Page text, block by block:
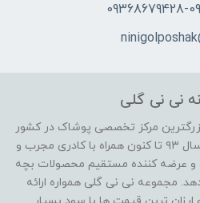
09368679428-
نی نی گلی
مرکز تخصصی پوشاک در کشور
می باشد که با شروع به کار از سال ۹۳ تا کنون همراه با کادری مجرب و
و عرضه کننده مستقیم محصولات بچه
مجموعه نی نی گلی همواره ارائه